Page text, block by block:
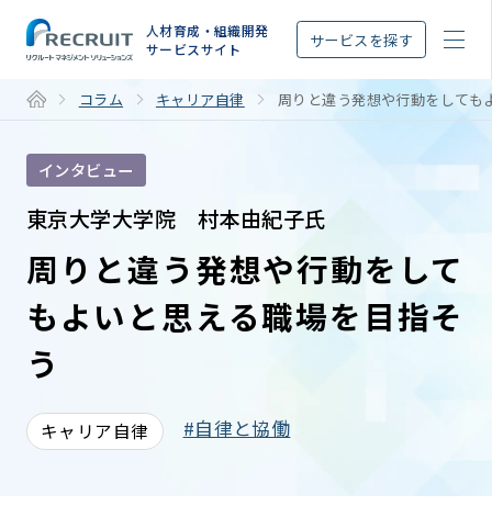
人材育成・組織開発
サービスサイト
サービスを探す
コラム キャリア自律 周りと違う発想や行動をして
インタビュー
東京大学大学院 村本由紀子氏
周りと違う発想や行動をして
もよいと思える職場を目指そ
う
キャリア自律 自律と協働